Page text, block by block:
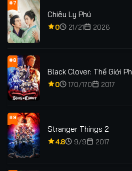
#7
Chiêu Ly Phú
0 21/21 2026
#8
Black Clover: Thế Giới
0 170/170 2017
#9
Stranger Things 2
4.8 9/9 2017